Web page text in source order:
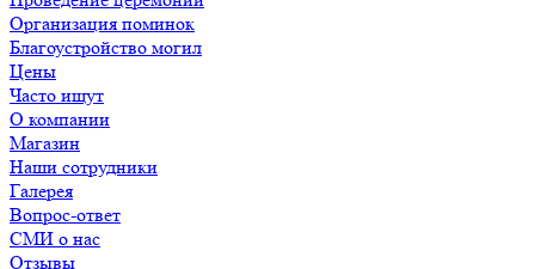
Организация поминок
Благоустройство могил
Цены
Часто ищут
О компании
Магазин
Наши сотрудники
Галерея
Вопрос-ответ
СМИ о нас
Отзывы